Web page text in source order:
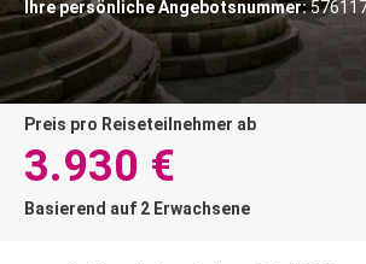
Ihre persönliche Angebotsnummer:
Preis pro Reiseteilnehmer ab
3.930 €
Basierend auf 2 Erwachsene